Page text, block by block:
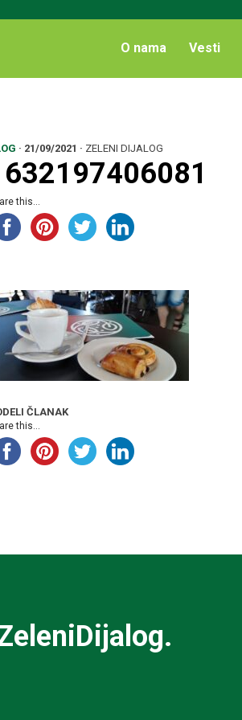
O nama Vesti
· 21/09/2021 · ZELENI DIJALOG
this...
ČLANAK
this...